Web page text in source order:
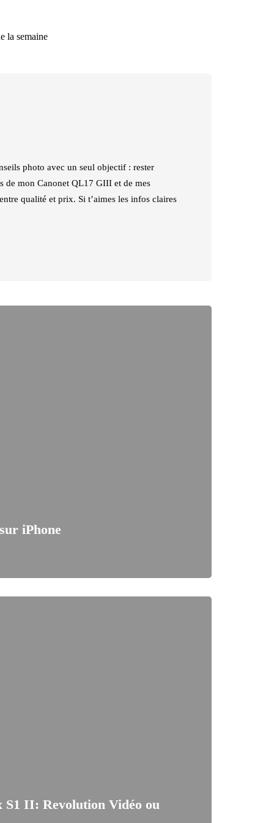
la semaine
photo avec un seul objectif : rester
de mon Canonet QL17 GIII et de mes
qualité et prix. Si t’aimes les infos claires
iPhone
S1 II: Revolution Vidéo ou